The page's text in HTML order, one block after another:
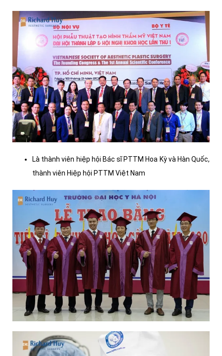
Là thành viên hiệp hội Bác sĩ PTTM Hoa Kỳ và Hàn Quốc,
thành viên Hiệp hội PTTM Việt Nam